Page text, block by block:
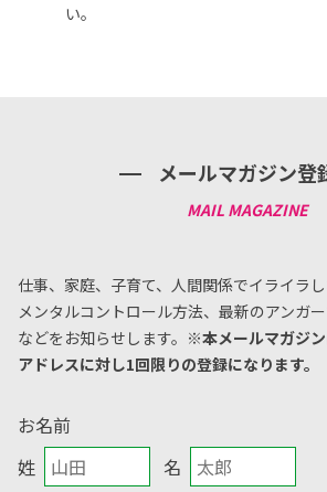
い。
メールマガジン登
仕事、家庭、子育て、人間関係でイライラし
メンタルコントロール方法、 最新のアンガ
などをお知らせします。 ※本メールマガジ
アドレスに対し1回限りの登録になります。
お名前
姓
名